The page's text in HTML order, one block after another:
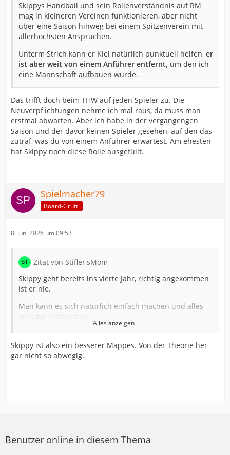
Skippys Handball und sein Rollenverständnis auf RM
mag in kleineren Vereinen funktionieren, aber nicht
über eine Saison hinweg bei einem Spitzenverein mit
allerhöchsten Ansprüchen.
Unterm Strich kann er Kiel natürlich punktuell helfen, er
ist aber weit von einem Anführer entfernt, um den ich
eine Mannschaft aufbauen würde.
Das trifft doch beim THW auf jeden Spieler zu. Die
Neuverpflichtungen nehme ich mal raus, da muss man
erstmal abwarten. Aber ich habe in der vergangengen
Saison und der davor keinen Spieler gesehen, auf den das
zutraf, was du von einem Anführer erwartest. Am ehesten
hat Skippy noch diese Rolle ausgefüllt.
Spielmacher79
Board-Grufti
8. Juni 2026 um 09:53
Zitat von Stifler'sMom
Skippy geht bereits ins vierte Jahr, richtig angekommen
ist er nie.
Man kann es sich natürlich einfach machen und alles
Skippy ist ein sehr guter Spieler, aber nicht Weltklasse.
Und was nützen mir die ständigen Versuche One Man
Show, wenn der Rest der Mannschaft auf der Strecke
Verleiht er einem Team Sicherheit ? Macht er seine
Skippys Handball und sein Rollenverständnis auf RM
Alles anzeigen
Skippy ist also ein besserer Mappes. Von der Theorie her
gar nicht so abwegig.
Benutzer online in diesem Thema